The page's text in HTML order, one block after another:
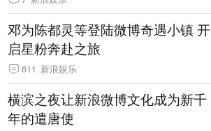
邓为陈都灵等登陆微博奇遇小镇 开
启星粉奔赴之旅
611 新浪娱乐
横滨之夜让新浪微博文化成为新千
年的遣唐使